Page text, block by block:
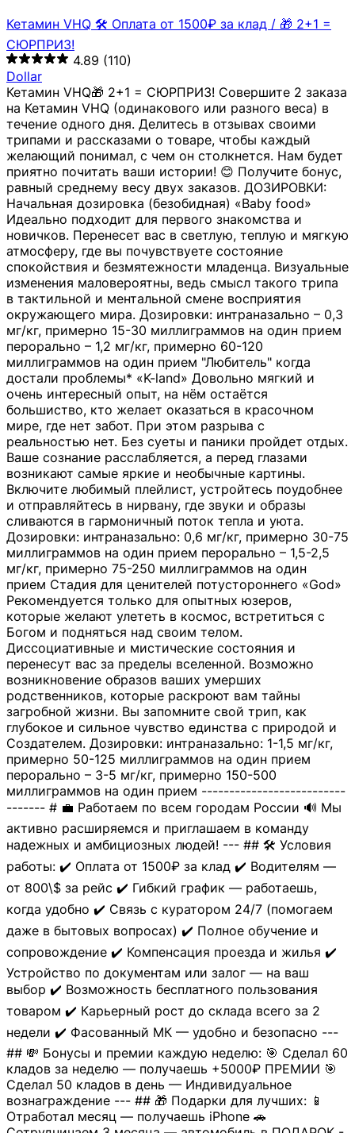
Кетамин VHQ 🛠 Оплата от 1500₽ за клад / 🎁 2+1 =
СЮРПРИЗ!
4.89 (110)
Dollar
Кетамин VHQ🎁 2+1 = СЮРПРИЗ! Совершите 2 заказа
на Кетамин VHQ (одинакового или разного веса) в
течение одного дня. Делитесь в отзывах своими
трипами и рассказами о товаре, чтобы каждый
желающий понимал, с чем он столкнется. Нам будет
приятно почитать ваши истории! 😊 Получите бонус,
равный среднему весу двух заказов. ДОЗИРОВКИ:
Начальная дозировка (безобидная) «Baby food»
Идеально подходит для первого знакомства и
новичков. Перенесет вас в светлую, теплую и мягкую
атмосферу, где вы почувствуете состояние
спокойствия и безмятежности младенца. Визуальные
изменения маловероятны, ведь смысл такого трипа
в тактильной и ментальной смене восприятия
окружающего мира. Дозировки: интраназально – 0,3
мг/кг, примерно 15-30 миллиграммов на один прием
перорально – 1,2 мг/кг, примерно 60-120
миллиграммов на один прием "Любитель" когда
достали проблемы* «K-land» Довольно мягкий и
очень интересный опыт, на нём остаётся
большиство, кто желает оказаться в красочном
мире, где нет забот. При этом разрыва с
реальностью нет. Без суеты и паники пройдет отдых.
Ваше сознание расслабляется, а перед глазами
возникают самые яркие и необычные картины.
Включите любимый плейлист, устройтесь поудобнее
и отправляйтесь в нирвану, где звуки и образы
сливаются в гармоничный поток тепла и уюта.
Дозировки: интраназально: 0,6 мг/кг, примерно 30-75
миллиграммов на один прием перорально – 1,5-2,5
мг/кг, примерно 75-250 миллиграммов на один
прием Стадия для ценителей потустороннего «God»
Рекомендуется только для опытных юзеров,
которые желают улететь в космос, встретиться с
Богом и подняться над своим телом.
Диссоциативные и мистические состояния и
перенесут вас за пределы вселенной. Возможно
возникновение образов ваших умерших
родственников, которые раскроют вам тайны
загробной жизни. Вы запомните свой трип, как
глубокое и сильное чувство единства с природой и
Создателем. Дозировки: интраназально: 1-1,5 мг/кг,
примерно 50-125 миллиграммов на один прием
перорально – 3-5 мг/кг, примерно 150-500
миллиграммов на один прием --------------------------
------- # 💼 Работаем по всем городам России 🔊 Мы
активно расширяемся и приглашаем в команду
надежных и амбициозных людей! --- ## 🛠 Условия
работы: ✔️ Оплата от 1500₽ за клад ✔️ Водителям —
от 800\$ за рейс ✔️ Гибкий график — работаешь,
когда удобно ✔️ Связь с куратором 24/7 (помогаем
даже в бытовых вопросах) ✔️ Полное обучение и
сопровождение ✔️ Компенсация проезда и жилья ✔️
Устройство по документам или залог — на ваш
выбор ✔️ Возможность бесплатного пользования
товаром ✔️ Карьерный рост до склада всего за 2
недели ✔️ Фасованный МК — удобно и безопасно ---
## 💸 Бонусы и премии каждую неделю: 🎯 Сделал 60
кладов за неделю — получаешь +5000₽ ПРЕМИИ 🎯
Сделал 50 кладов в день — Индивидуальное
вознаграждение --- ## 🎁 Подарки для лучших: 📱
Отработал месяц — получаешь iPhone 🚗